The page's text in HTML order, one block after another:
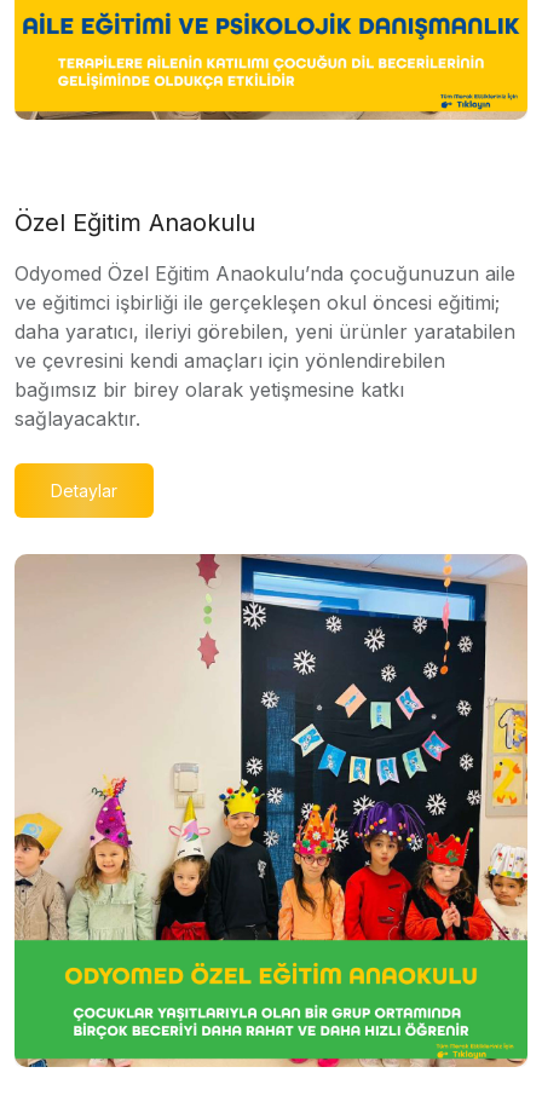
Özel Eğitim Anaokulu
Odyomed Özel Eğitim Anaokulu’nda çocuğunuzun aile
ve eğitimci işbirliği ile gerçekleşen okul öncesi eğitimi;
daha yaratıcı, ileriyi görebilen, yeni ürünler yaratabilen
ve çevresini kendi amaçları için yönlendirebilen
bağımsız bir birey olarak yetişmesine katkı
sağlayacaktır.
Detaylar